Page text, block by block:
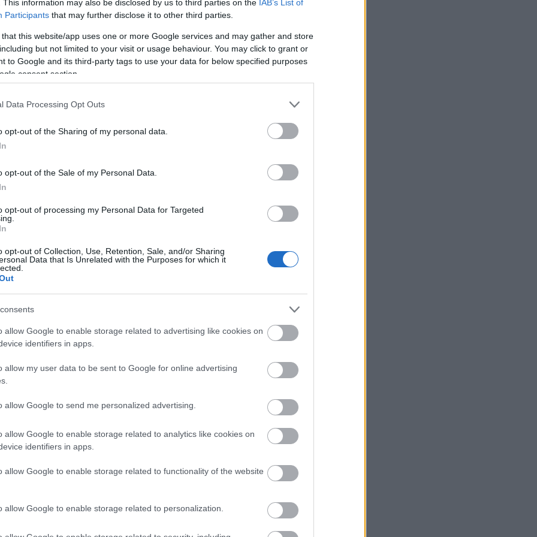
This information may also be disclosed by us to third parties on the IAB’s List of
Participants that may further disclose it to other third parties.
that this website/app uses one or more Google services and may gather and store
but not limited to your visit or usage behaviour. You may click to grant or
to Google and its third-party tags to use your data for below specified purposes
consent section.
Data Processing Opt Outs
opt-out of the Sharing of my personal data.
opt-out of the Sale of my Personal Data.
opt-out of processing my Personal Data for Targeted
opt-out of Collection, Use, Retention, Sale, and/or Sharing
Data that Is Unrelated with the Purposes for which it
allow Google to enable storage related to advertising like cookies on
identifiers in apps.
allow my user data to be sent to Google for online advertising
allow Google to send me personalized advertising.
allow Google to enable storage related to analytics like cookies on
identifiers in apps.
allow Google to enable storage related to functionality of the website
allow Google to enable storage related to personalization.
conceputa pentru a viza problemele de par
cantitati mari de proteine pentru a intari
tau nu are nevoie de acest lucru, ai putea
bine prin aplicarea acestei masti.
și sfaturi pentru îngrijire
care sunt îngeri pe această